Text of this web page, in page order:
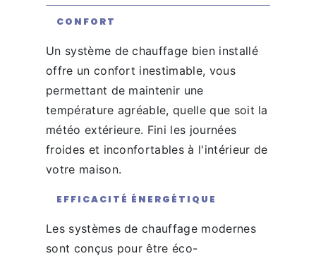
CONFORT
Un système de chauffage bien installé
offre un confort inestimable, vous
permettant de maintenir une
température agréable, quelle que soit la
météo extérieure. Fini les journées
froides et inconfortables à l'intérieur de
votre maison.
EFFICACITÉ ÉNERGÉTIQUE
Les systèmes de chauffage modernes
sont conçus pour être éco-